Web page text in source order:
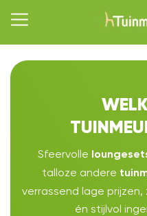
Sfeervolle
talloze andere
verrassend lage
én stijlvol